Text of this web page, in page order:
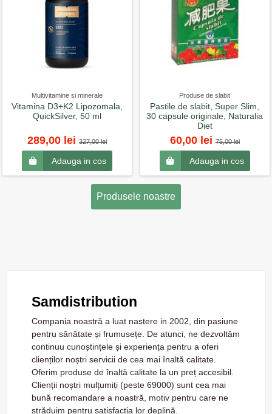
Multivitamine si minerale
Vitamina D3+K2 Lipozomala,
QuickSilver, 50 ml
289,00 lei327,00 lei
Adauga in cos
Produse de slabit
Pastile de slabit, Super Slim,
30 capsule originale, Naturalia
Diet
60,00 lei75,00 lei
Adauga in cos
Produsele noastre
Samdistribution
Compania noastră a luat nastere in 2002, din pasiune
pentru sănătate și frumusețe. De atunci, ne dezvoltăm
continuu cunoștințele și experiența pentru a oferi
clienților noștri servicii de cea mai înaltă calitate.
Oferim produse de înaltă calitate la un preț accesibil.
Clienții noștri mulțumiți (peste 69000) sunt cea mai
bună recomandare a noastră, motiv pentru care ne
străduim pentru satisfacția lor deplină.